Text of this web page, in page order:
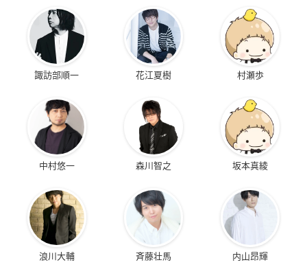
諏訪部順一 花江夏樹 村瀬歩
中村悠一 森川智之 坂本真綾
浪川大輔 斉藤壮馬 内山昂輝